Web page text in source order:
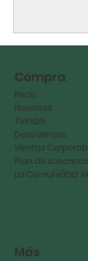
Compra
Inicio
Nosotros
Tienda
Descuentos
Ventas
Plan de
La Comunidad:
​Más